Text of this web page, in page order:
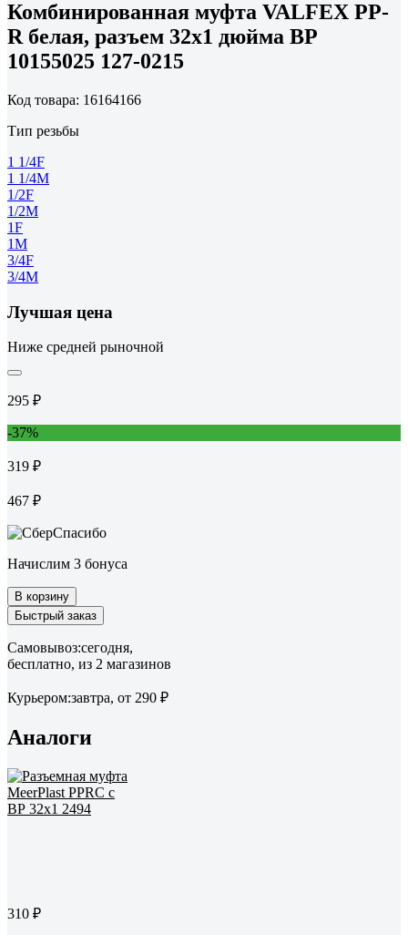
Комбинированная муфта VALFEX PP-
R белая, разъем 32х1 дюйма ВР
10155025 127-0215
Код товара: 16164166
Тип резьбы
1 1/4F
1 1/4M
1/2F
1/2M
1F
1M
3/4F
3/4M
Лучшая цена
Ниже средней рыночной
295 ₽
-37%
319 ₽
467 ₽
Начислим 3 бонуса
В корзину
Быстрый заказ
Самовывоз:сегодня,
бесплатно, из 2 магазинов
Курьером:завтра, от 290 ₽
Аналоги
310 ₽